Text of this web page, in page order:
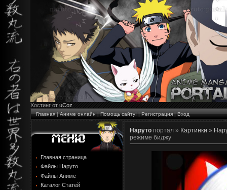
Хостинг от uCoz
Главная|Аниме онлайн|Помощь сайту!|Регистрация|Вход
Главная страница
Файлы Наруто
Файлы Аниме
Каталог Статей
Наруто портал » Картинки »
режиме биджу